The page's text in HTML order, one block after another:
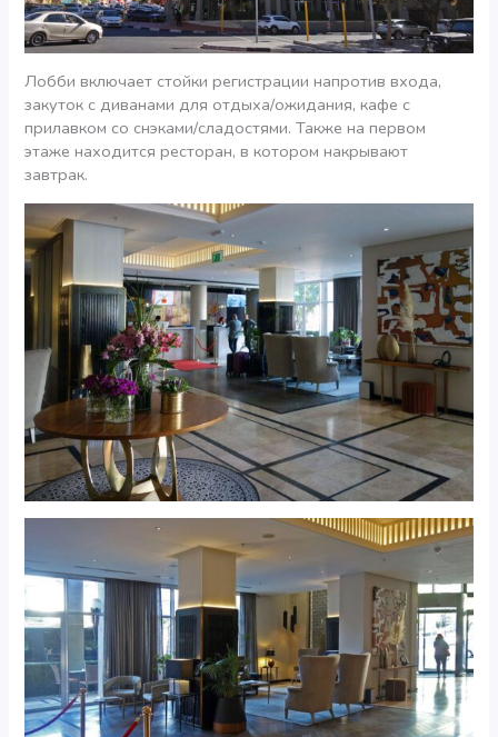
Лобби включает стойки регистрации напротив входа,
закуток с диванами для отдыха/ожидания, кафе с
прилавком со снэками/сладостями. Также на первом
этаже находится ресторан, в котором накрывают
завтрак.